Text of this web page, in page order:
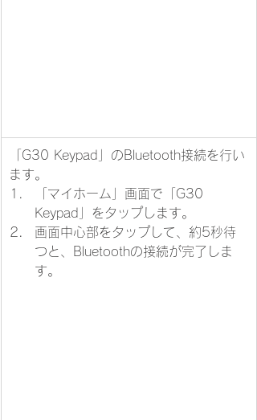
「G30 Keypad」のBluetooth接続を行い
ます。​
「マイホーム」画面で「G30
Keypad」をタップします。
画面中心部をタップして、約5秒待
つと、Bluetoothの接続が完了しま
す。